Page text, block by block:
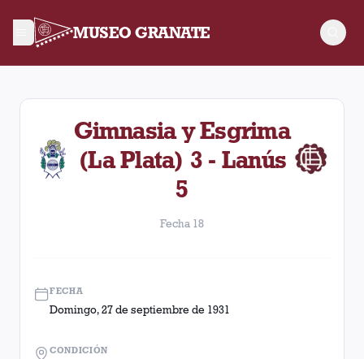
MUSEO GRANATE
Fecha 18. Partido entre Lanús y Gimnasia y Esgrima (La
Gimnasia y Esgrima
(La Plata) 3 - Lanús
5
Fecha 18
FECHA
Domingo, 27 de septiembre de 1931
CONDICIÓN